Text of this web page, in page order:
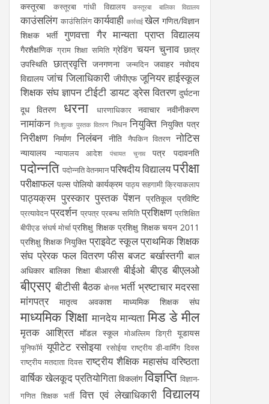
कस्तूरबा
कस्तूरबा गांधी विद्यालय कस्तूरबा बालिका विद्यालय
काउंसलिंग काउंसिलिंग कार्यवाही कार्रवाई खेल गणित/विज्ञान
शिक्षक भर्ती
गुणवत्ता गैर मान्यता प्राप्त विद्यालय
गैरशैक्षणिक ग्राम शिक्षा समिति ग्रेडिंग चयन चुनाव छात्र
उपस्थिति छात्रवृत्ति जनगणना जन्मदिन जवाहर नवोदय
विद्यालय जांच जिलाधिकारी जीपीएफ जूनियर हाईस्कूल
शिक्षक संघ ज्ञापन टीईटी डायट ड्रेस वितरण दुर्घटना
दूध वितरण
धरना धारणाधिकार नवाचार नवीनीकरण
नामांकन निःशुल्क पुस्तक वितरण निधन नियुक्ति नियुक्ति पत्र
निरीक्षण निर्माण निलंबन नीति नैपकिन वितरण नोटिस
न्यायालय न्यायालय आदेश पंचायत चुनाव पत्र पदावनति
पदोन्नति पदोन्नति वेतनमानपरिषदीय विद्यालयपरीक्षा
परीक्षाफल पल्स पोलियो कार्यक्रम पाठ्य सहगामी क्रियाकलाप
पाठ्यक्रम पुरस्कार पुस्तक पेंशन प्रतिकूल प्रविष्टि
प्रत्यावेदन प्रदर्शन प्रपत्र प्रबन्ध समिति प्रशिक्षण प्रशिक्षित
बीपीएड संघर्ष मोर्चा प्रशिक्षु शिक्षक प्रशिक्षु शिक्षक चयन 2011
प्रशिक्षु शिक्षक नियुक्ति प्राइवेट स्कूलप्राथमिक शिक्षक
संघ प्रेरक फल वितरण फीस बजट बर्खास्तगी बाल
अधिकार बालिका शिक्षा बीआरसी बीईओ बीएड बीएलओ
बीएसए बीटीसी बैठक बोनस भर्ती भ्रष्टाचार मदरसा
मांगपत्र
मातृत्व अवकाश माध्यमिक शिक्षक संघ
माध्यमिक शिक्षा मानदेय मान्यता मिड डे मील
मृतक आश्रित मॉडल स्कूल मोअल्लिम डिग्री यूडायस
यूनिफॉर्म यूपीटेट रसोइया रसोईया राष्ट्रीय डी-वार्मिंग दिवस
राष्ट्रीय मतदाता दिवस राष्ट्रीय शैक्षिक महासंघ वरिष्ठता
वार्षिक खेलकूद प्रतियोगिता विकलांग विज्ञप्ति विज्ञान-
गणित शिक्षक भर्ती वित्त एवं लेखाधिकारी विद्यालय